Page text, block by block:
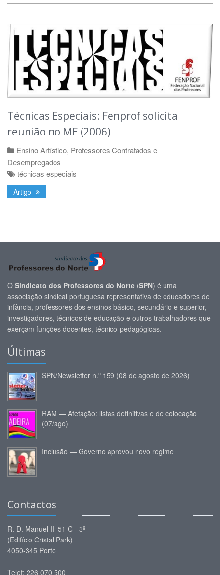
Técnicas Especiais: Fenprof solicita
reunião no ME (2006)
Ensino Artístico, Professores Contratados e
Desempregados
técnicas especiais
Artigo
O Sindicato dos Professores do Norte (SPN) é uma
associação sindical portuguesa representativa de educadores de
infância, professores dos ensinos básico, secundário e superior,
investigadores, técnicos de educação e outros trabalhadores que
exerçam funções docentes, técnico-pedagógicas.
Últimas
SPN/Newsletter n.º 159 (08 de agosto de 2026)
RAM — Afetação: listas definitivas e de colocação
(07/ago)
Inclusão — Governo aprovou novo regime
Contactos
R. D. Manuel II, 51 C - 3º
(Edifício Cristal Park)
4050-345 Porto
Telef: 226 070 500